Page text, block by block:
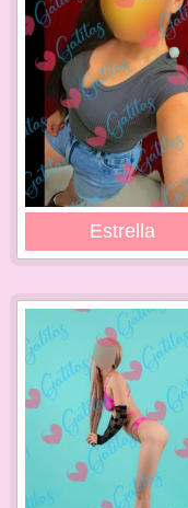
Estrella